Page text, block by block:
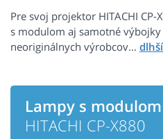
Pre svoj projektor HITACHI
s modulom aj samotné
neoriginálnych výrobcov...
Lampy s modulom
HITACHI CP-X880